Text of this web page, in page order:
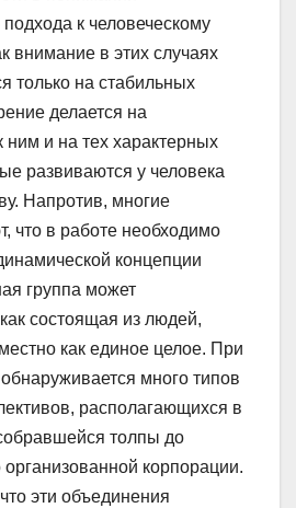
подхода к человеческому
внимание в этих случаях
только на стабильных
делается на
ним и на тех характерных
развиваются у человека
Напротив, многие
что в работе необходимо
концепции
группа может
состоящая из людей,
как единое целое. При
много типов
располагающихся в
толпы до
корпорации.
эти объединения